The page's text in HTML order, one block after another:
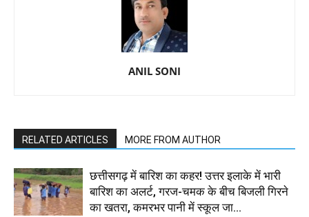
ANIL SONI
RELATED ARTICLES MORE FROM AUTHOR
छत्तीसगढ़ में बारिश का कहर! उत्तर इलाके में भारी
बारिश का अलर्ट, गरज-चमक के बीच बिजली गिरने
का खतरा, कमरभर पानी में स्कूल जा...